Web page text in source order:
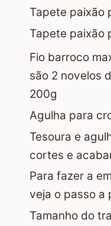
Tapete paixão
Tapete paixão
Fio barroco
são 2 novelos
200g
Agulha para
Tesoura e
cortes e
Para fazer a
veja o passo a
Tamanho do